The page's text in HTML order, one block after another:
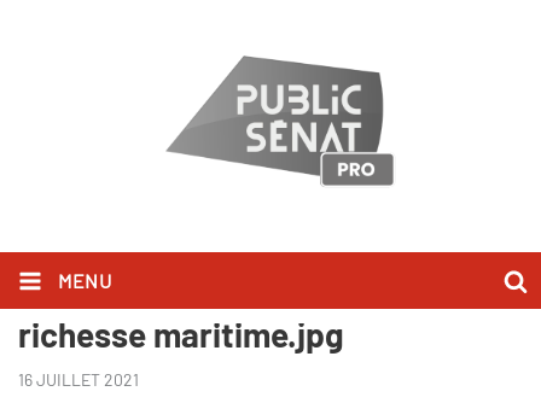
MENU
TAT - Comment préserver notre
richesse maritime.jpg
16 JUILLET 2021